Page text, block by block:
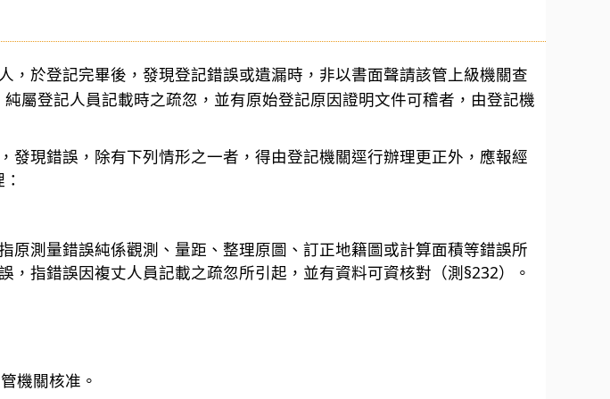
，於登記完畢後，發現登記錯誤或遺漏時，非以書面聲請該管上級機關查
屬登記人員記載時之疏忽，並有原始登記原因證明文件可稽者，由登記機
發現錯誤，除有下列情形之一者，得由登記機關逕行辦理更正外，應報經
原測量錯誤純係觀測、量距、整理原圖、訂正地籍圖或計算面積等錯誤所
，指錯誤因複丈人員記載之疏忽所引起，並有資料可資核對（測§232）。
機關核准。